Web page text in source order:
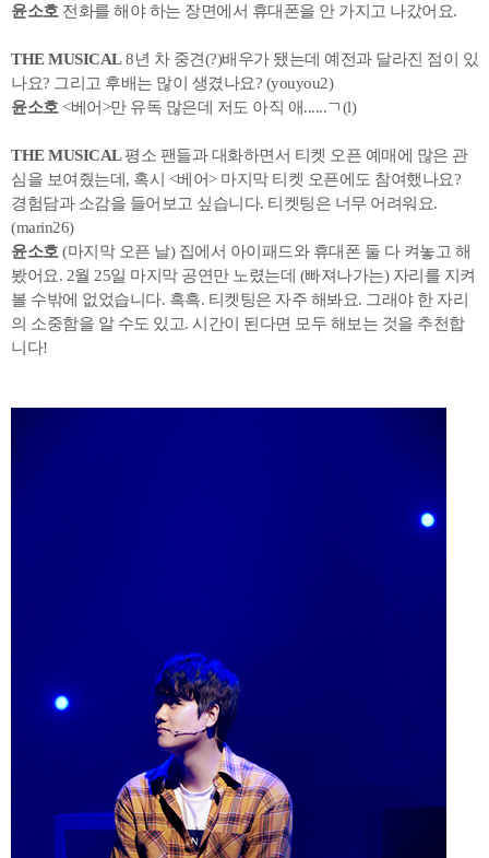
윤소호전화를 해야 하는 장면에서 휴대폰을 안 가지고 나갔어요.
THE MUSICAL8년 차 중견(?)배우가 됐는데 예전과 달라진 점이 있
나요? 그리고 후배는 많이 생겼나요? (youyou2)
윤소호<베어>만 유독 많은데 저도 아직 애......ㄱ(l)
THE MUSICAL평소 팬들과 대화하면서 티켓 오픈 예매에 많은 관
심을 보여줬는데, 혹시 <베어> 마지막 티켓 오픈에도 참여했나요?
경험담과 소감을 들어보고 싶습니다. 티켓팅은 너무 어려워요.
(marin26)
윤소호(마지막 오픈 날) 집에서 아이패드와 휴대폰 둘 다 켜놓고 해
봤어요. 2월 25일 마지막 공연만 노렸는데 (빠져나가는) 자리를 지켜
볼 수밖에 없었습니다. 흑흑. 티켓팅은 자주 해봐요. 그래야 한 자리
의 소중함을 알 수도 있고. 시간이 된다면 모두 해보는 것을 추천합
니다!